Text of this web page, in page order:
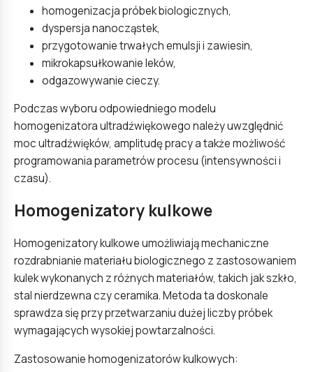
homogenizacja próbek biologicznych,
dyspersja nanocząstek,
przygotowanie trwałych emulsji i zawiesin,
mikrokapsułkowanie leków,
odgazowywanie cieczy.
Podczas wyboru odpowiedniego modelu
homogenizatora ultradźwiękowego należy uwzględnić
moc ultradźwięków, amplitudę pracy a także możliwość
programowania parametrów procesu (intensywności i
czasu).
Homogenizatory kulkowe
Homogenizatory kulkowe umożliwiają mechaniczne
rozdrabnianie materiału biologicznego z zastosowaniem
kulek wykonanych z różnych materiałów, takich jak szkło,
stal nierdzewna czy ceramika. Metoda ta doskonale
sprawdza się przy przetwarzaniu dużej liczby próbek
wymagających wysokiej powtarzalności.
Zastosowanie homogenizatorów kulkowych: